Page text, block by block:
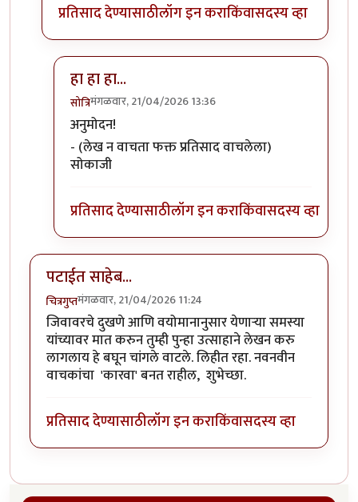
प्रतिसाद देण्यासाठीलॉग इन कराकिंवासदस्य व्हा
हा हा हा...
सोत्रिमंगळवार, 21/04/2026 13:36
In reply to
अनुमोदन!
- (लेख न वाचता फक्त प्रतिसाद वाचलेला)
सोकाजी
प्रतिसाद देण्यासाठीलॉग इन कराकिंवासदस्य व्हा
पटाईत साहेब...
चित्रगुप्तमंगळवार, 21/04/2026 11:24
जिवावरचे दुखणे आणि वयोमानानुसार येणाऱ्या समस्या
यांच्यावर मात करुन तुम्ही पुन्हा उत्साहाने लेखन करु
लागलाय हे बघून चांगले वाटले. लिहीत रहा. नवनवीन
वाचकांचा 'कारवा' बनत राहील, शुभेच्छा.
प्रतिसाद देण्यासाठीलॉग इन कराकिंवासदस्य व्हा